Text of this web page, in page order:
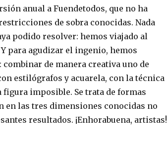
anual a Fuendetodos, que no ha
de sobra conocidas. Nada
podido resolver: hemos viajado al
para agudizar el ingenio, hemos
de manera creativa uno de
estilógrafos y acuarela, con la técnica
figura imposible. Se trata de formas
en las tres dimensiones conocidas no
resultados. ¡Enhorabuena, artistas!